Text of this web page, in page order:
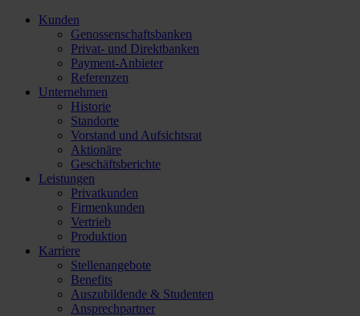
Kunden
Genossenschaftsbanken
Privat- und Direktbanken
Payment-Anbieter
Referenzen
Unternehmen
Historie
Standorte
Vorstand und Aufsichtsrat
Aktionäre
Geschäftsberichte
Leistungen
Privatkunden
Firmenkunden
Vertrieb
Produktion
Karriere
Stellenangebote
Benefits
Auszubildende & Studenten
Ansprechpartner